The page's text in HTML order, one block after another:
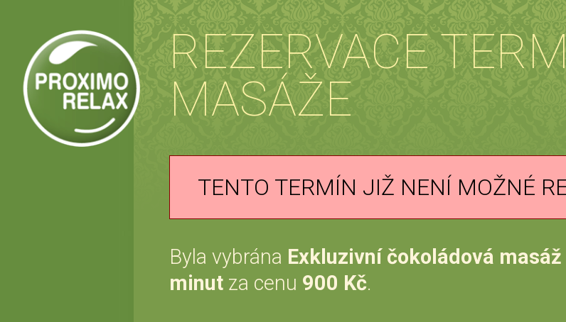
REZERVACE
MASÁŽE
TENTO TERMÍN JIŽ NENÍ MOŽNÉ
Byla vybrána Exkluzivní čokoládová masáž
minut za cenu 900 Kč.